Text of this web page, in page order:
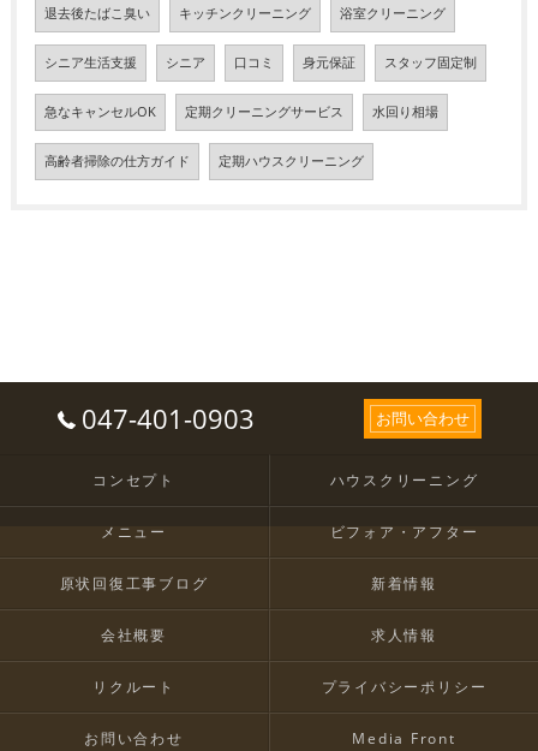
退去後たばこ臭い キッチンクリーニング 浴室クリーニング
シニア生活支援 シニア 口コミ 身元保証 スタッフ固定制
急なキャンセルOK 定期クリーニングサービス 水回り相場
高齢者掃除の仕方ガイド 定期ハウスクリーニング
047-401-0903 お問い合わせ
コンセプト ハウスクリーニング
メニュー ビフォア・アフター
原状回復工事ブログ 新着情報
会社概要 求人情報
リクルート プライバシーポリシー
お問い合わせ Media Front